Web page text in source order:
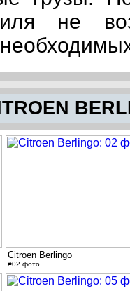
не
Citroen Berlingo
#02 фото